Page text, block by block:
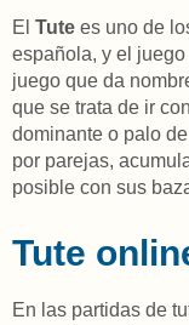
El Tute es uno de
española, y el
juego que da
que se trata de ir
dominante o palo
por parejas,
posible con sus
Tute
En las partidas de